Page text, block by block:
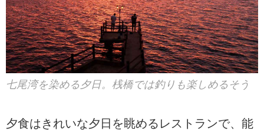
七尾湾を染める夕日。桟橋では釣りも楽しめるそう
夕食はきれいな夕日を眺めるレストランで、能